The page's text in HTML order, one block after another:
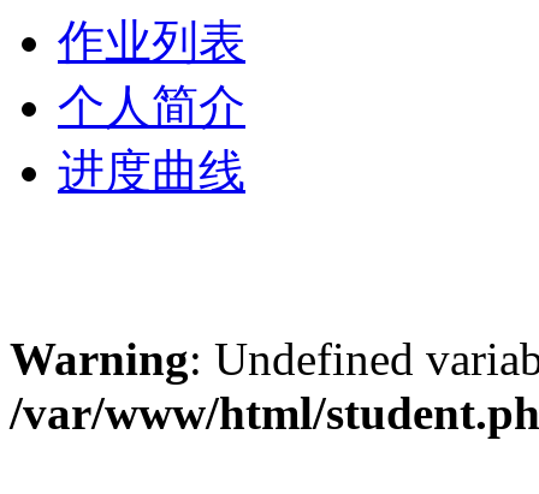
作业列表
个人简介
进度曲线
Warning: Undefined
/var/www/html/